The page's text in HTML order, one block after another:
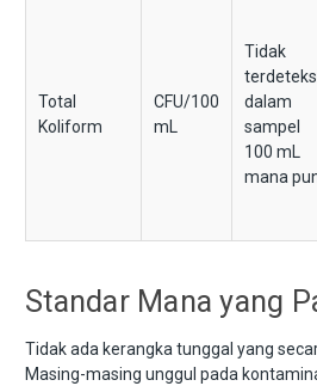
Total
Koliform
CFU/100
mL
Tidak
dalam
sampel
100 mL
mana
Standar Mana yang
Tidak ada kerangka tunggal yang
Masing-masing unggul pada